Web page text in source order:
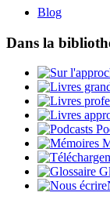
Blog
Dans la